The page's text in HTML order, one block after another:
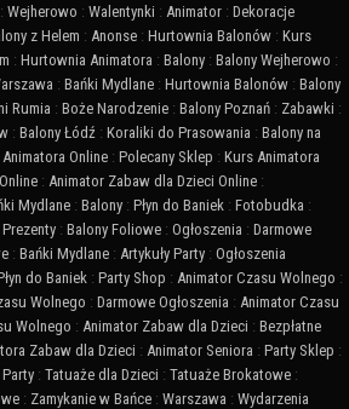
: Wejherowo : Walentynki : Animator : Dekoracje
z Helem : Anonse : Hurtownia Balonów : Kurs
: Hurtownia Animatora : Balony : Balony Wejherowo :
: Bańki Mydlane : Hurtownia Balonów : Balony
Rumia : Boże Narodzenie : Balony Poznań : Zabawki :
: Balony Łódź : Koraliki do Prasowania : Balony na
Online : Polecany Sklep : Kurs Animatora
: Animator Zabaw dla Dzieci Online :
Mydlane : Balony : Płyn do Baniek : Fotobudka :
Prezenty : Balony Foliowe : Ogłoszenia : Darmowe
: Bańki Mydlane : Artykuły Party : Ogłoszenia
do Baniek : Party Shop : Animator Czasu Wolnego :
Wolnego : Darmowe Ogłoszenia : Animator Czasu
Wolnego : Animator Zabaw dla Dzieci : Bezpłatne
Zabaw dla Dzieci : Animator Seniora : Party Sklep :
: Tatuaże dla Dzieci : Tatuaże Brokatowe :
: Zamykanie w Bańce : Warszawa : Wydarzenia